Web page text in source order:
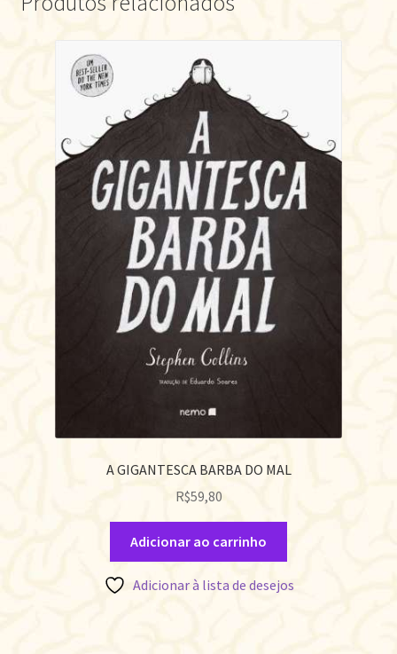
A GIGANTESCA BARBA DO MAL
R$59,80
Adicionar ao carrinho
Adicionar à lista de desejos